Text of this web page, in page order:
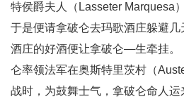
特侯爵夫人（Lasseter Marquesa
于是便请拿破仑去玛歌酒庄躲避
酒庄的好酒便让拿破仑—生牵挂
仑率领法军在奥斯特里茨村（
战时，为鼓舞士气，拿破仑命人